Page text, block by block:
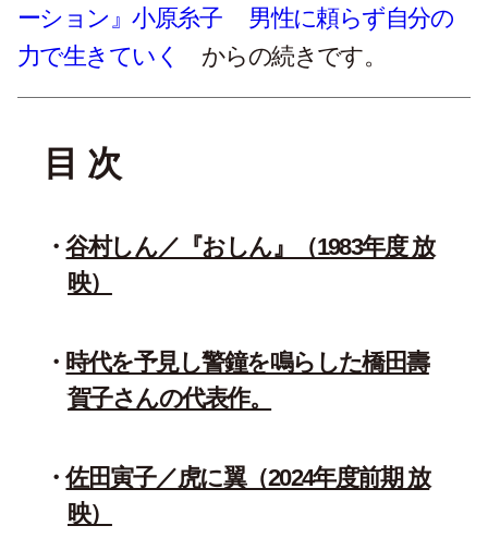
ーション』小原糸子 男性に頼らず自分の
力で生きていく
からの続きです。
目 次
谷村しん／『おしん』（1983年度 放
映）
時代を予見し警鐘を鳴らした橋田壽
賀子さんの代表作。
佐田寅子／虎に翼（2024年度前期 放
映）